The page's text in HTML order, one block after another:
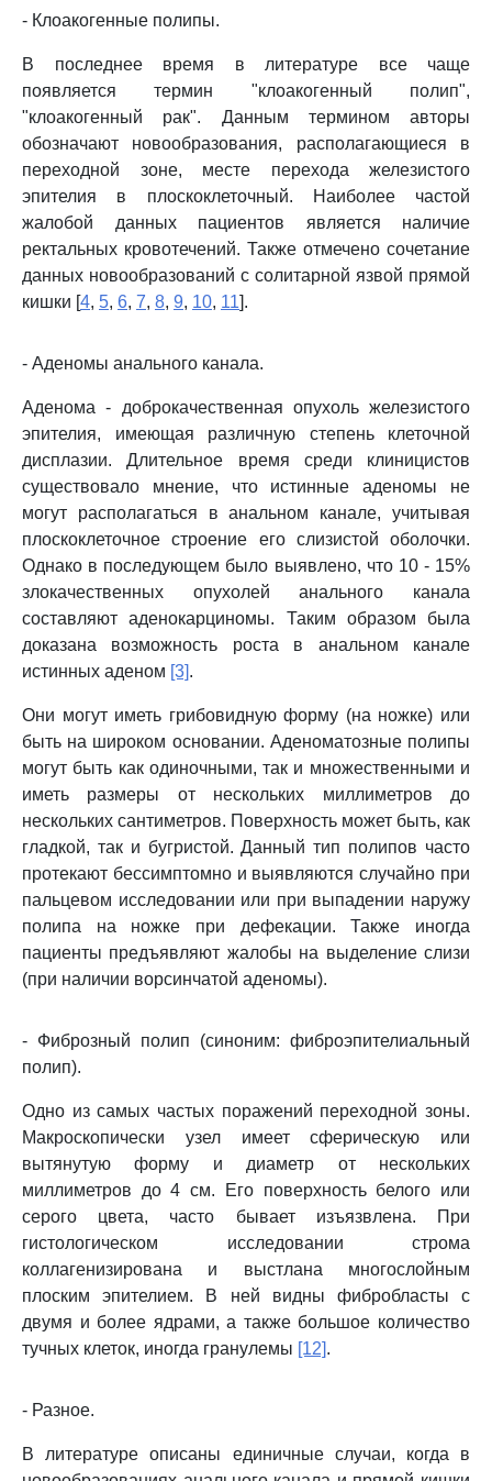
- Клоакогенные полипы.
В последнее время в литературе все чаще
появляется термин "клоакогенный полип",
"клоакогенный рак". Данным термином авторы
обозначают новообразования, располагающиеся в
переходной зоне, месте перехода железистого
эпителия в плоскоклеточный. Наиболее частой
жалобой данных пациентов является наличие
ректальных кровотечений. Также отмечено сочетание
данных новообразований с солитарной язвой прямой
кишки [4, 5, 6, 7, 8, 9, 10, 11].
- Аденомы анального канала.
Аденома - доброкачественная опухоль железистого
эпителия, имеющая различную степень клеточной
дисплазии. Длительное время среди клиницистов
существовало мнение, что истинные аденомы не
могут располагаться в анальном канале, учитывая
плоскоклеточное строение его слизистой оболочки.
Однако в последующем было выявлено, что 10 - 15%
злокачественных опухолей анального канала
составляют аденокарциномы. Таким образом была
доказана возможность роста в анальном канале
истинных аденом [3].
Они могут иметь грибовидную форму (на ножке) или
быть на широком основании. Аденоматозные полипы
могут быть как одиночными, так и множественными и
иметь размеры от нескольких миллиметров до
нескольких сантиметров. Поверхность может быть, как
гладкой, так и бугристой. Данный тип полипов часто
протекают бессимптомно и выявляются случайно при
пальцевом исследовании или при выпадении наружу
полипа на ножке при дефекации. Также иногда
пациенты предъявляют жалобы на выделение слизи
(при наличии ворсинчатой аденомы).
- Фиброзный полип (синоним: фиброэпителиальный
полип).
Одно из самых частых поражений переходной зоны.
Макроскопически узел имеет сферическую или
вытянутую форму и диаметр от нескольких
миллиметров до 4 см. Его поверхность белого или
серого цвета, часто бывает изъязвлена. При
гистологическом исследовании строма
коллагенизирована и выстлана многослойным
плоским эпителием. В ней видны фибробласты с
двумя и более ядрами, а также большое количество
тучных клеток, иногда гранулемы [12].
- Разное.
В литературе описаны единичные случаи, когда в